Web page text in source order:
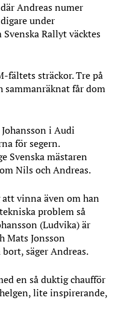
Andreas numer
under
Rallyt väcktes
fältets sträckor. Tre på
sammanräknat får dom
i Audi
för segern.
Svenska mästaren
Nils och Andreas.
vinna även om han
problem så
(Ludvika) är
Mats Jonsson
säger Andreas.
en så duktig chaufför
lite inspirerande,